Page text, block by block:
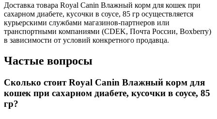
Доставка товара Royal Canin Влажный корм для кошек при
сахарном диабете, кусочки в соусе, 85 гр осуществляется
курьерскими службами магазинов-партнеров или
транспортными компаниями (CDEK, Почта России, Boxberry)
в зависимости от условий конкретного продавца.
Частые вопросы
Сколько стоит Royal Canin Влажный корм для
кошек при сахарном диабете, кусочки в соусе, 85
гр?